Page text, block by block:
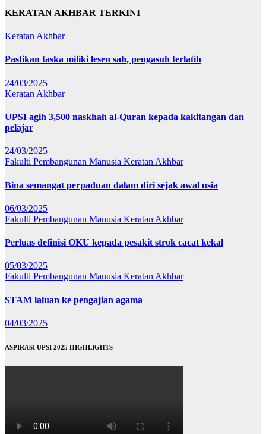
KERATAN AKHBAR TERKINI
Keratan Akhbar
Pastikan taska miliki lesen sah, pengasuh terlatih
24/03/2025
Keratan Akhbar
UPSI agih 3,500 naskhah al-Quran kepada kakitangan dan
pelajar
24/03/2025
Fakulti Pembangunan Manusia Keratan Akhbar
Bina semangat perpaduan dalam diri sejak awal usia
06/03/2025
Fakulti Pembangunan Manusia Keratan Akhbar
Perluas definisi OKU kepada pesakit strok cacat kekal
05/03/2025
Fakulti Pembangunan Manusia Keratan Akhbar
STAM laluan ke pengajian agama
04/03/2025
ASPIRASI UPSI 2025 HIGHLIGHTS